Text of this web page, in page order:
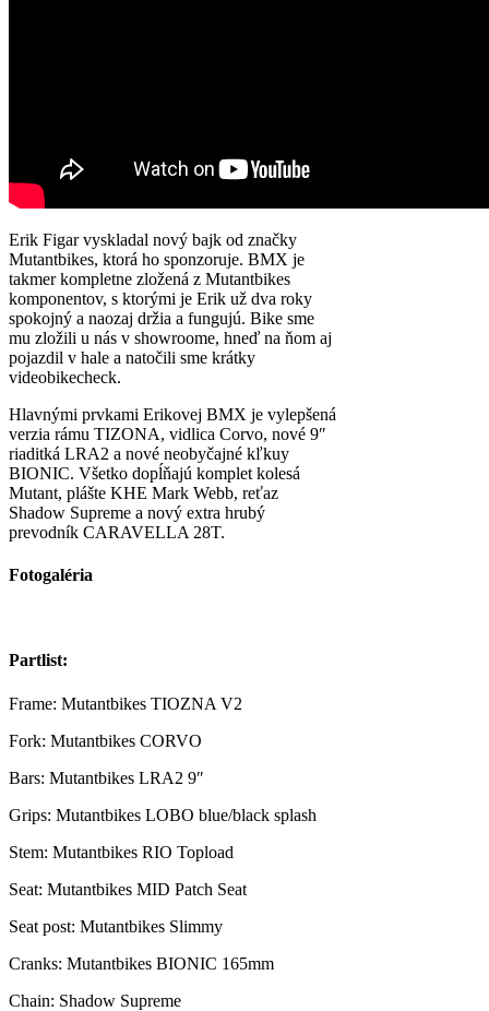
Erik Figar vyskladal nový bajk od značky
Mutantbikes, ktorá ho sponzoruje. BMX je
takmer kompletne zložená z Mutantbikes
komponentov, s ktorými je Erik už dva roky
spokojný a naozaj držia a fungujú. Bike sme
mu zložili u nás v showroome, hneď na ňom aj
pojazdil v hale a natočili sme krátky
videobikecheck.
Hlavnými prvkami Erikovej BMX je vylepšená
verzia rámu TIZONA, vidlica Corvo, nové 9″
riaditká LRA2 a nové neobyčajné kľkuy
BIONIC. Všetko dopĺňajú komplet kolesá
Mutant, plášte KHE Mark Webb, reťaz
Shadow Supreme a nový extra hrubý
prevodník CARAVELLA 28T.
Fotogaléria
Partlist:
Frame: Mutantbikes TIOZNA V2
Fork: Mutantbikes CORVO
Bars: Mutantbikes LRA2 9″
Grips: Mutantbikes LOBO blue/black splash
Stem: Mutantbikes RIO Topload
Seat: Mutantbikes MID Patch Seat
Seat post: Mutantbikes Slimmy
Cranks: Mutantbikes BIONIC 165mm
Chain: Shadow Supreme